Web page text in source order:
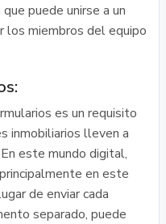
puede unirse a un
los miembros del equipo
es un requisito
inmobiliarios lleven a
este mundo digital,
en este
de enviar cada
separado, puede